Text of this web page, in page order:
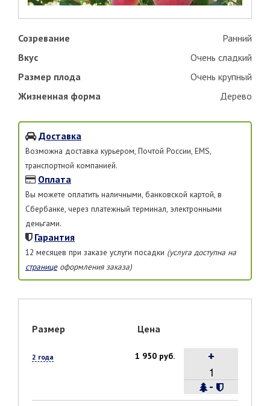
Созревание
Ранний
Вкус
Очень сладкий
Размер плода
Очень крупный
Жизненная форма
Дерево
Доставка
Возможна доставка курьером, Почтой России, EMS,
транспортной компанией.
Оплата
Вы можете оплатить наличными, банковской картой, в
Сбербанке, через платежный терминал, электронными
деньгами.
Гарантия
12 месяцев при заказе услуги посадки (услуга доступна на
страницеоформления заказа)
Размер Цена
2 года 1 950 руб.
-
+